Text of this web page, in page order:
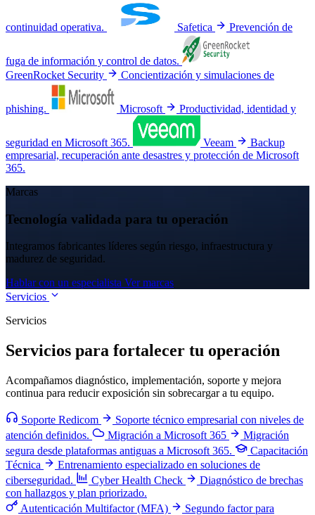
continuidad operativa. Safetica Prevención de
fuga de información y control de datos.
GreenRocket Security
Concientización y simulaciones de
phishing. Microsoft Productividad, identidad y
seguridad en Microsoft 365. Veeam
Backup
empresarial, recuperación ante desastres y protección de Microsoft
365.
Marcas
Tecnología validada para tu operación
Integramos fabricantes líderes según riesgo, infraestructura y
madurez de seguridad.
Hablar con un especialista Ver marcas
Servicios
Servicios
Servicios para fortalecer tu operación
Acompañamos diagnóstico, implementación, soporte y mejora
continua para reducir exposición sin sobrecargar a tu equipo.
Soporte Redicom
Soporte técnico empresarial con niveles de
atención definidos.
Migración a Microsoft 365
Migración
segura desde plataformas antiguas a Microsoft 365.
Capacitación
Técnica
Entrenamiento especializado en soluciones de
ciberseguridad.
Cyber Health Check
Diagnóstico de brechas
con hallazgos y plan priorizado.
Autenticación Multifactor (MFA)
Segundo factor para